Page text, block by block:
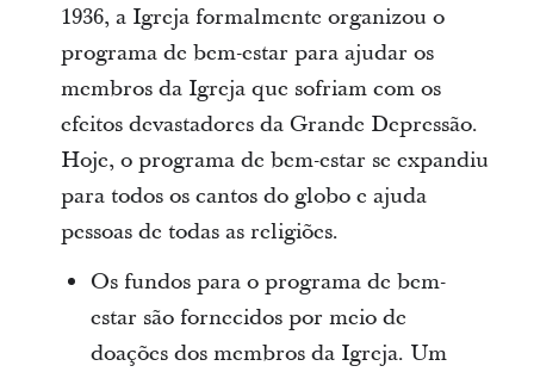
1936, a Igreja formalmente organizou o
programa de bem-estar para ajudar os
membros da Igreja que sofriam com os
efeitos devastadores da Grande Depressão.
Hoje, o programa de bem-estar se expandiu
para todos os cantos do globo e ajuda
pessoas de todas as religiões.
Os fundos para o programa de bem-
estar são fornecidos por meio de
doações dos membros da Igreja. Um